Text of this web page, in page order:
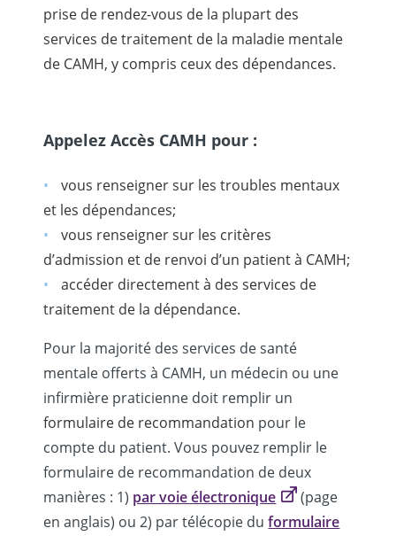
prise de rendez-vous de la plupart des
services de traitement de la maladie mentale
de CAMH, y compris ceux des dépendances.
Appelez Accès CAMH pour :
vous renseigner sur les troubles mentaux
et les dépendances;
vous renseigner sur les critères
d’admission et de renvoi d’un patient à CAMH;
accéder directement à des services de
traitement de la dépendance.
Pour la majorité des services de santé
mentale offerts à CAMH, un médecin ou une
infirmière praticienne doit remplir un
formulaire de recommandation pour le
compte du patient. Vous pouvez remplir le
formulaire de recommandation de deux
manières : 1) par voie électronique
(page
en anglais) ou 2) par télécopie duformulaire